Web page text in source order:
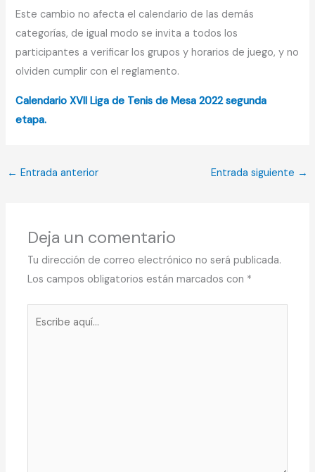
Este cambio no afecta el calendario de las demás
categorías, de igual modo se invita a todos los
participantes a verificar los grupos y horarios de juego, y no
olviden cumplir con el reglamento.
Calendario XVII Liga de Tenis de Mesa 2022 segunda
etapa.
← Entrada anterior Entrada siguiente →
Deja un comentario
Tu dirección de correo electrónico no será publicada.
Los campos obligatorios están marcados con *